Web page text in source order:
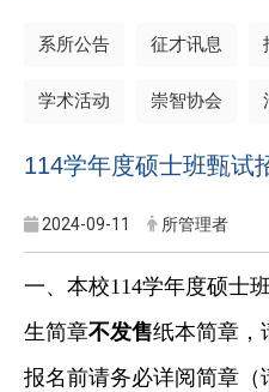
系所公告 征才讯息
学术活动 崇智协会
114学年度硕士班甄试
2024-09-11 所管理者
一、本校114学年度硕士
生简章不发售纸本简章，
报名前请务必详阅简章（